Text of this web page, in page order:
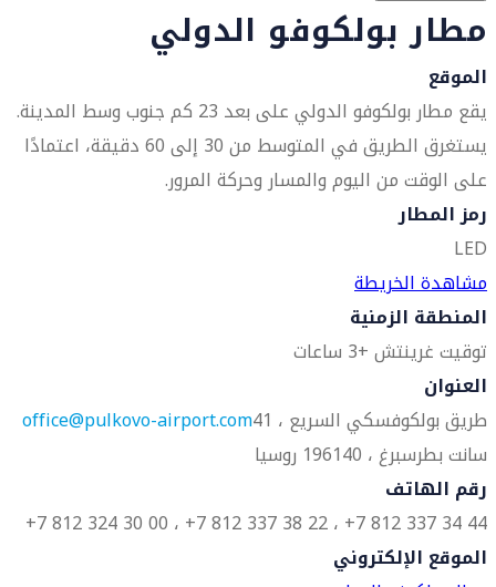
مطار بولكوفو الدولي
الموقع
يقع مطار بولكوفو الدولي على بعد 23 كم جنوب وسط المدينة.
يستغرق الطريق في المتوسط من 30 إلى 60 دقيقة، اعتمادًا
على الوقت من اليوم والمسار وحركة المرور.
رمز المطار
LED
مشاهدة الخريطة
المنطقة الزمنية
توقيت غرينتش +3 ساعات
العنوان
طريق بولكوفسكي السريع ، 41
سانت بطرسبرغ ، 196140 روسيا
office@pulkovo-airport.com
رقم الهاتف
44 34 337 812 7+ ، 22 38 337 812 7+ ، 00 30 324 812 7+
الموقع الإلكتروني